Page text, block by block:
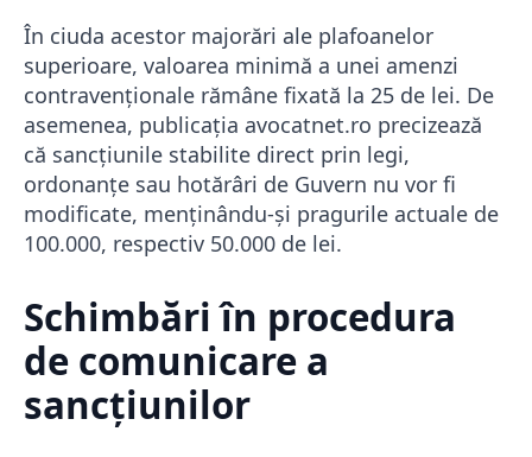
În ciuda acestor majorări ale plafoanelor
superioare, valoarea minimă a unei amenzi
contravenționale rămâne fixată la 25 de lei. De
asemenea, publicația avocatnet.ro precizează
că sancțiunile stabilite direct prin legi,
ordonanțe sau hotărâri de Guvern nu vor fi
modificate, menținându-și pragurile actuale de
100.000, respectiv 50.000 de lei.
Schimbări în procedura
de comunicare a
sancțiunilor